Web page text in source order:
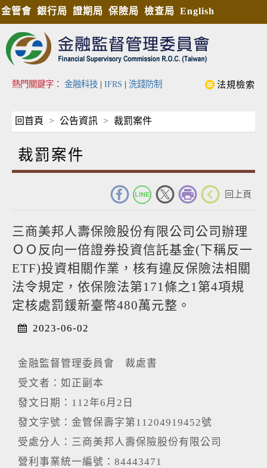
金管會 銀行局 證期局 保險局 檢查局 English
熱門關鍵字： 金融科技 | IFRS | 洗錢防制 法規檢索
回首頁 公告資訊 裁罰案件
裁罰案件
回上頁
三商美邦人壽保險股份有限公司公司辦理
ＯＯ反向一倍證券投資信託基金(下稱反一
ETF)投資相關作業，核有違反保險法相關
法令規定，依保險法第171條之1第4項規
定核處罰鍰新臺幣480萬元整。
2023-06-02
金融監督管理委員會 裁處書
受文者：如正副本
發文日期：112年6月2日
發文字號：金管保壽字第11204919452號
受處分人：三商美邦人壽保險股份有限公司
營利事業統一編號：84443471